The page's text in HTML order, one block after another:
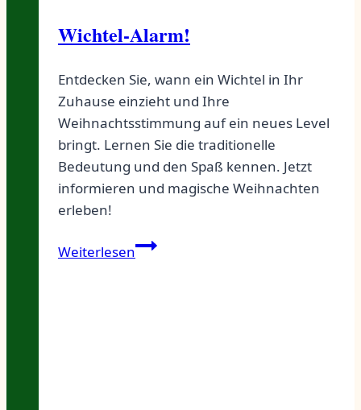
Wichtel-Alarm!
Entdecken Sie, wann ein Wichtel in Ihr
Zuhause einzieht und Ihre
Weihnachtsstimmung auf ein neues Level
bringt. Lernen Sie die traditionelle
Bedeutung und den Spaß kennen. Jetzt
informieren und magische Weihnachten
erleben!
WeiterlesenWichtel-